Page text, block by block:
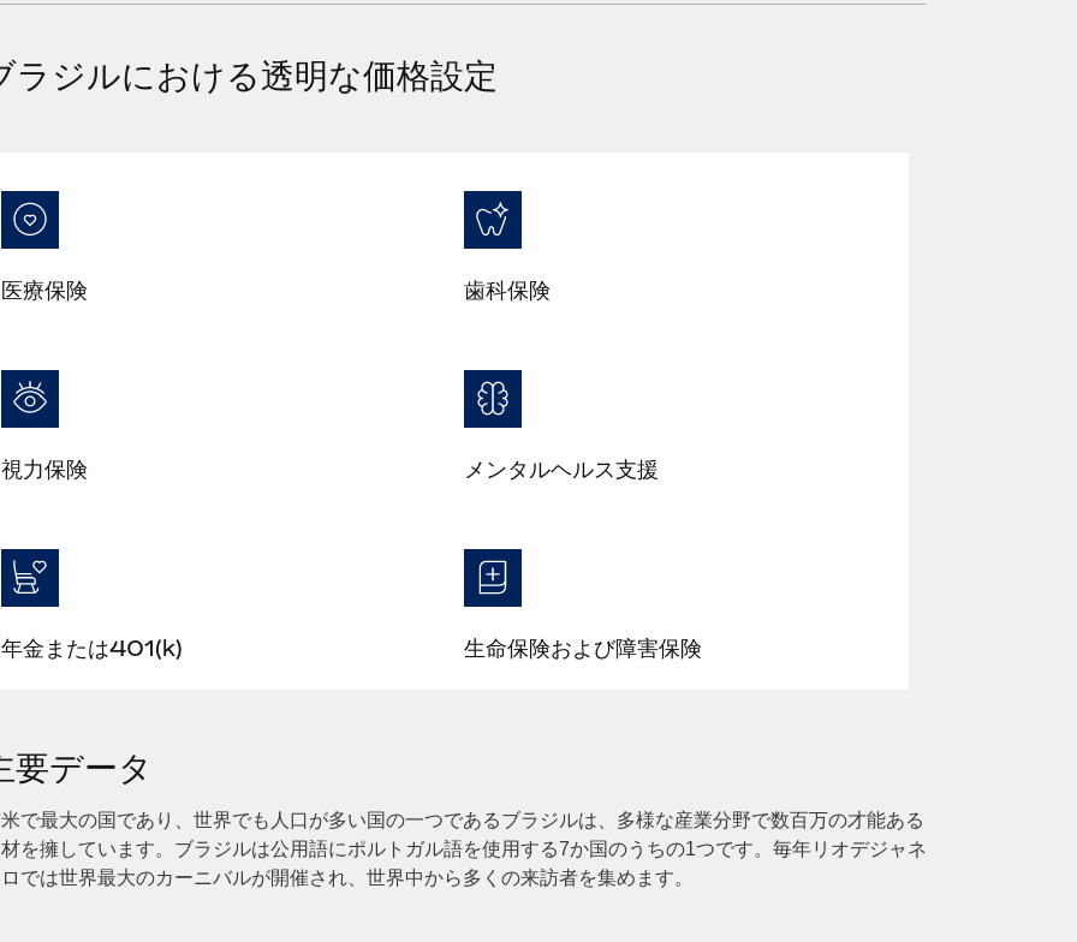
ラジルにおける透明な価格設定
医療保険 歯科保険
視力保険 メンタルヘルス支援
年金または401(k) 生命保険および障害保険
要データ
で最大の国であり、世界でも人口が多い国の一つであるブラジルは、多様な産業分野で数百万の才能ある
を擁しています。ブラジルは公用語にポルトガル語を使用する7か国のうちの1つです。毎年リオデジャネ
では世界最大のカーニバルが開催され、世界中から多くの来訪者を集めます。